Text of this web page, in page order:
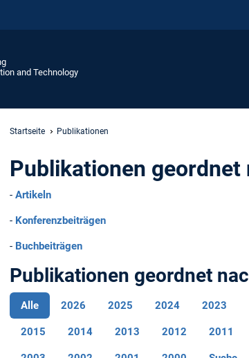
and Technology
Startseite Publikationen
Publikationen geordnet
- Artikeln
- Konferenzbeiträgen
- Buchbeiträgen
Publikationen geordnet
Alle 2026 2025 2024 2023
2015 2014 2013 2012 2011